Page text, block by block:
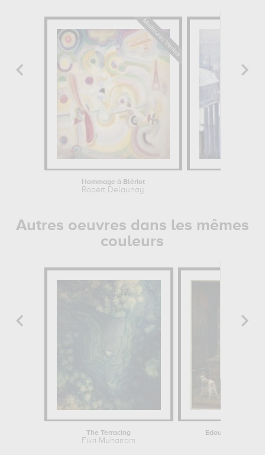
Hommage à Blériot
Robert Delaunay
Autres oeuvres dans les mêmes
couleurs
The Terracing
Fikri Muharram
Edouard V, roi